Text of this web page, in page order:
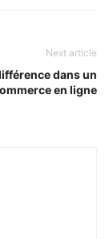
Next article
dans un
en ligne